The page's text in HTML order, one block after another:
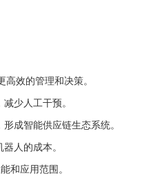
效的管理和决策。
少人工干预。
成智能供应链生态系统。
人的成本。
和应用范围。